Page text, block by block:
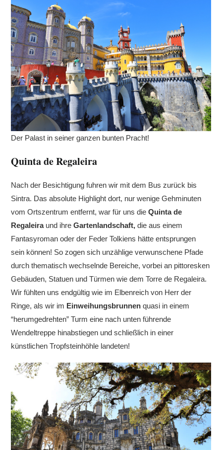
Der Palast in seiner ganzen bunten Pracht!
Quinta de Regaleira
Nach der Besichtigung fuhren wir mit dem Bus zurück bis
Sintra. Das absolute Highlight dort, nur wenige Gehminuten
vom Ortszentrum entfernt, war für uns dieQuinta de
Regaleira und ihreGartenlandschaft,die aus einem
Fantasyroman oder der Feder Tolkiens hätte entsprungen
sein können! So zogen sich unzählige verwunschene Pfade
durch thematisch wechselnde Bereiche, vorbei an pittoresken
Gebäuden, Statuen und Türmen wie dem Torre de Regaleira.
Wir fühlten uns endgültig wie im Elbenreich von Herr der
Ringe, als wir im Einweihungsbrunnen quasi in einem
“herumgedrehten” Turm eine nach unten führende
Wendeltreppe hinabstiegen und schließlich in einer
künstlichen Tropfsteinhöhle landeten!